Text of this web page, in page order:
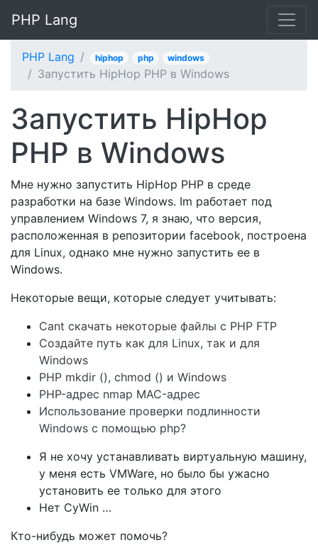
PHP Lang
PHP Lang hiphop php windows
Запустить HipHop PHP в Windows
Запустить HipHop
PHP в Windows
Мне нужно запустить HipHop PHP в среде
разработки на базе Windows. Im работает под
управлением Windows 7, я знаю, что версия,
расположенная в репозитории facebook, построена
для Linux, однако мне нужно запустить ее в
Windows.
Некоторые вещи, которые следует учитывать:
Cant скачать некоторые файлы с PHP FTP
Создайте путь как для Linux, так и для
Windows
PHP mkdir (), chmod () и Windows
PHP-адрес nmap MAC-адрес
Использование проверки подлинности
Windows с помощью php?
Я не хочу устанавливать виртуальную машину,
у меня есть VMWare, но было бы ужасно
установить ее только для этого
Нет CyWin …
Кто-нибудь может помочь?